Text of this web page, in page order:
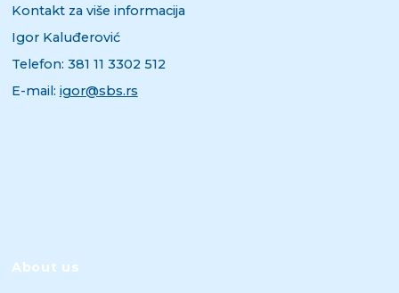
Kontakt za više informacija
Igor Kaluđerović
Telefon: 381 11 3302 512
E-mail: igor@sbs.rs
About us